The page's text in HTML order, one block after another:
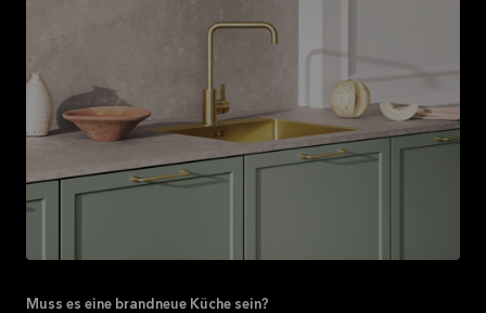
Muss es eine brandneue Küche sein?